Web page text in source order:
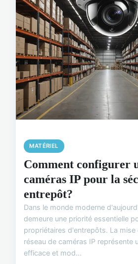
MATÉRIEL
Comment configurer
caméras IP pour la
entrepôt?
Dans le monde moderne
demeure une priorité essentielle
propriétaires d'entrepôts. La mise
réseau de caméras IP représente
efficace et mod...